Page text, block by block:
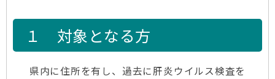
１ 対象となる方
県内に住所を有し、過去に肝炎ウイルス検査を